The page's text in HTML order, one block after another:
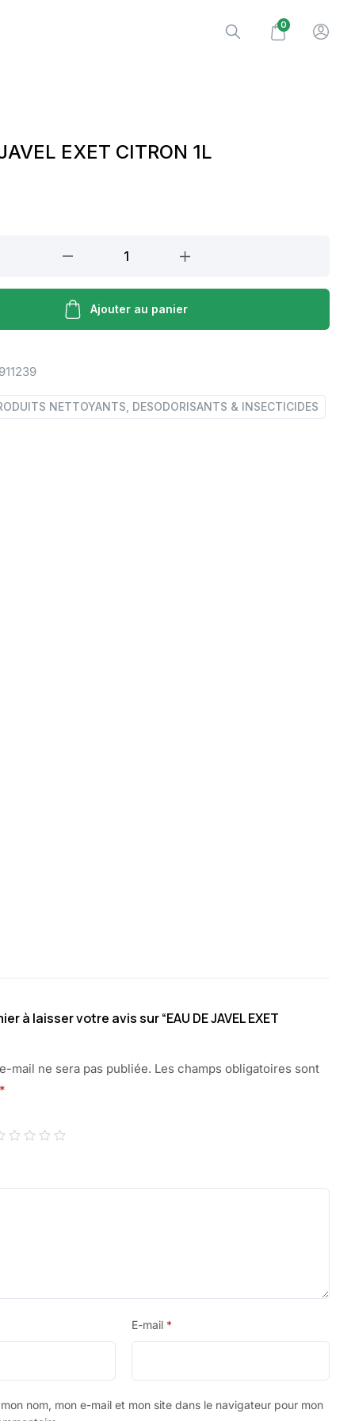
0
EXET CITRON 1L
Ajouter au panier
NETTOYANTS, DESODORISANTS & INSECTICIDES
à laisser votre avis sur “EAU DE JAVEL EXET
mail ne sera pas publiée. Les champs obligatoires sont
*
E-mail *
nom, mon e-mail et mon site dans le navigateur pour mon